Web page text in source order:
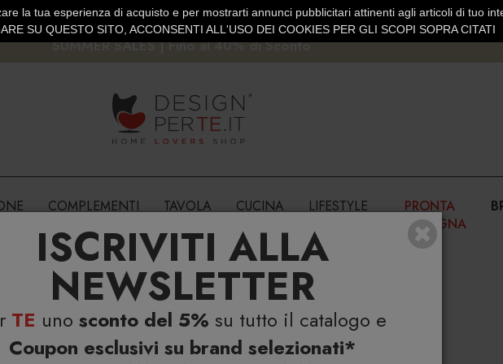
ISCRIVITI ALLA
NEWSLETTER
TE uno sconto del 5% su tutto il catalogo e
Coupon esclusivi su brand selezionati*
PAGAMENTO SICURO PAYPAL · CARTA DI CREDITO SERVIZIO CLIENTI
SUMMER SALES | Fino al 40% di Sconto
COMPLEMENTI TAVOLA CUCINA LIFESTYLE
PRONTA
CONSEGNA
la tua esperienza di acquisto e per mostrarti annunci pubblicitari attinenti agli articoli di tuo
SU QUESTO SITO, ACCONSENTI ALL'USO DEI COOKIES PER GLI SCOPI SOPRA CITATI